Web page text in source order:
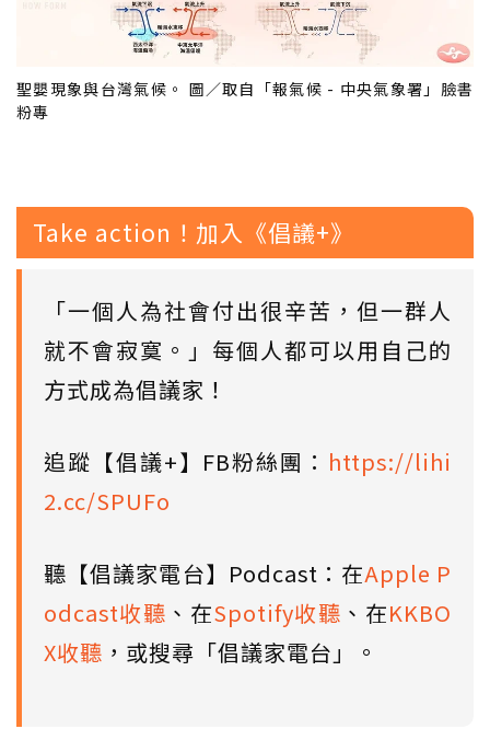
聖嬰現象與台灣氣候。 圖／取自「報氣候 - 中央氣象署」臉書
粉專
Take action！加入《倡議+》
「一個人為社會付出很辛苦，但一群人
就不會寂寞。」每個人都可以用自己的
方式成為倡議家！
追蹤【倡議+】FB粉絲團： https://lihi
2.cc/SPUFo
聽【倡議家電台】Podcast：在Apple P
odcast收聽 、在Spotify收聽 、在KKBO
X收聽 ，或搜尋「倡議家電台」。